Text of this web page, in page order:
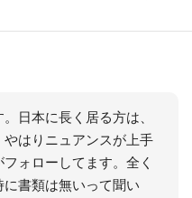
日本に長く居る方は、
はりニュアンスが上手
ォローしてます。全く
書類は無いって聞い